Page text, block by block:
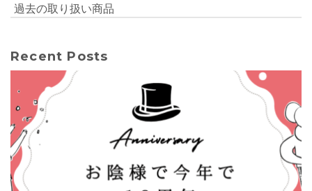
過去の取り扱い商品
Recent Posts